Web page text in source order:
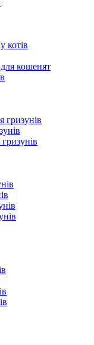
котів
кошенят
гризунів